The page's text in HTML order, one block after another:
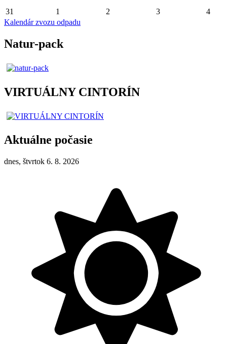
31 1 2 3
4
Kalendár zvozu odpadu
Natur-pack
VIRTUÁLNY CINTORÍN
Aktuálne počasie
dnes, štvrtok 6. 8. 2026